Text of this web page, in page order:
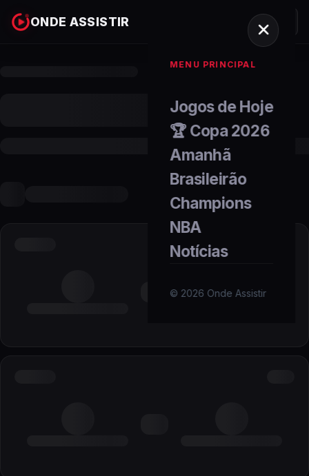
ONDE ASSISTIR
MENU PRINCIPAL
Jogos de Hoje
🏆 Copa 2026
Amanhã
Brasileirão
Champions
NBA
Notícias
© 2026 Onde Assistir